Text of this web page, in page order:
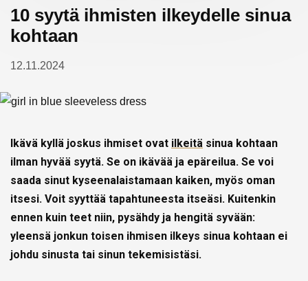
10 syytä ihmisten ilkeydelle sinua
kohtaan
12.11.2024
Ikävä kyllä joskus ihmiset ovat ilkeitä sinua kohtaan
ilman hyvää syytä. Se on ikävää ja epäreilua. Se voi
saada sinut kyseenalaistamaan kaiken, myös oman
itsesi. Voit syyttää tapahtuneesta itseäsi. Kuitenkin
ennen kuin teet niin, pysähdy ja hengitä syvään:
yleensä jonkun toisen ihmisen ilkeys sinua kohtaan ei
johdu sinusta tai sinun tekemisistäsi.